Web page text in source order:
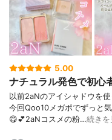
5.00
ナチュラル発色で初心
以前2aNのアイシャドウを
今回Qoo10メガポでずっと
😋💕⁡2aNコスメの粉…続きを